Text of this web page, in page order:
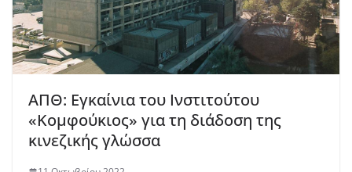
ΑΠΘ: Εγκαίνια του Ινστιτούτου
«Κομφούκιος» για τη διάδοση της
κινεζικής γλώσσα